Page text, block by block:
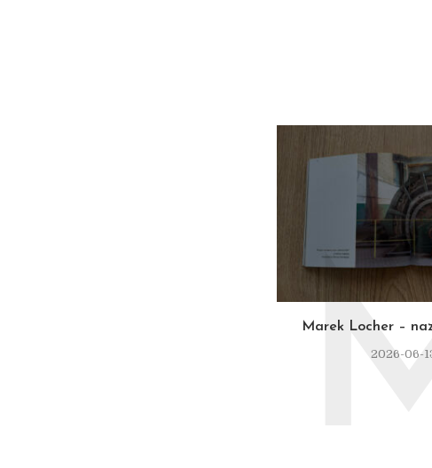
Marek Locher –
2026-06-